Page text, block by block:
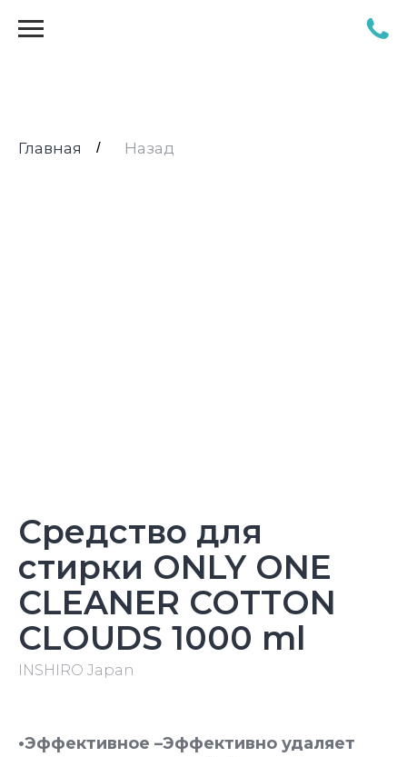
Главная / Назад
Средство для
стирки ONLY ONE
CLEANER COTTON
CLOUDS 1000 ml
INSHIRO Japan
•Эффективное –Эффективно удаляет